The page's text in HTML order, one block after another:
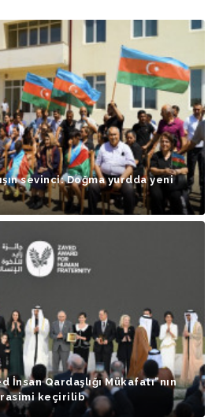
sevinci: Doğma yurdda yeni
İnsan Qardaşlığı Mükafatı”nın
keçirilib